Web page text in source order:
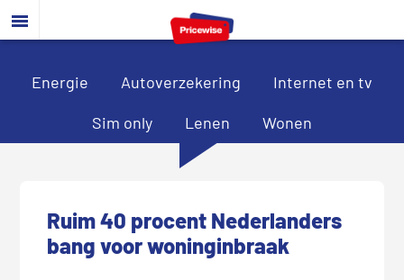
Door
naar
hoofd
Spring
naar
eerste
Spring
naar
voettekst
Energie Autoverzekering Internet en tv
Sim only Lenen Wonen
Ruim 40 procent Nederlanders
bang voor woninginbraak